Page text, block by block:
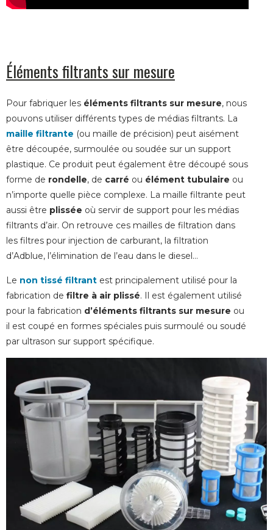
Éléments filtrants sur mesure
Pour fabriquer les éléments filtrants sur mesure, nous
pouvons utiliser différents types de médias filtrants. La
maille filtrante (ou maille de précision) peut aisément
être découpée, surmoulée ou soudée sur un support
plastique. Ce produit peut également être découpé sous
forme de rondelle, de carré ou élément tubulaire ou
n’importe quelle pièce complexe. La maille filtrante peut
aussi être plissée où servir de support pour les médias
filtrants d’air. On retrouve ces mailles de filtration dans
les filtres pour injection de carburant, la filtration
d’Adblue, l’élimination de l’eau dans le diesel…
Le non tissé filtrant est principalement utilisé pour la
fabrication de filtre à air plissé. Il est également utilisé
pour la fabrication d’éléments filtrants sur mesure ou
il est coupé en formes spéciales puis surmoulé ou soudé
par ultrason sur support spécifique.